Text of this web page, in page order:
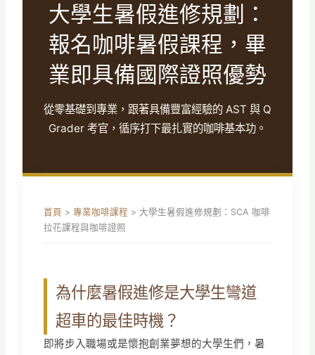
大學生暑假進修規劃：
報名咖啡暑假課程，畢
業即具備國際證照優勢
從零基礎到專業，跟著具備豐富經驗的 AST 與 Q
Grader 考官，循序打下最扎實的咖啡基本功。
首頁 > 專業咖啡課程 > 大學生暑假進修規劃：SCA 咖啡
拉花課程與咖啡證照
為什麼暑假進修是大學生彎道
超車的最佳時機？
即將步入職場或是懷抱創業夢想的大學生們，暑